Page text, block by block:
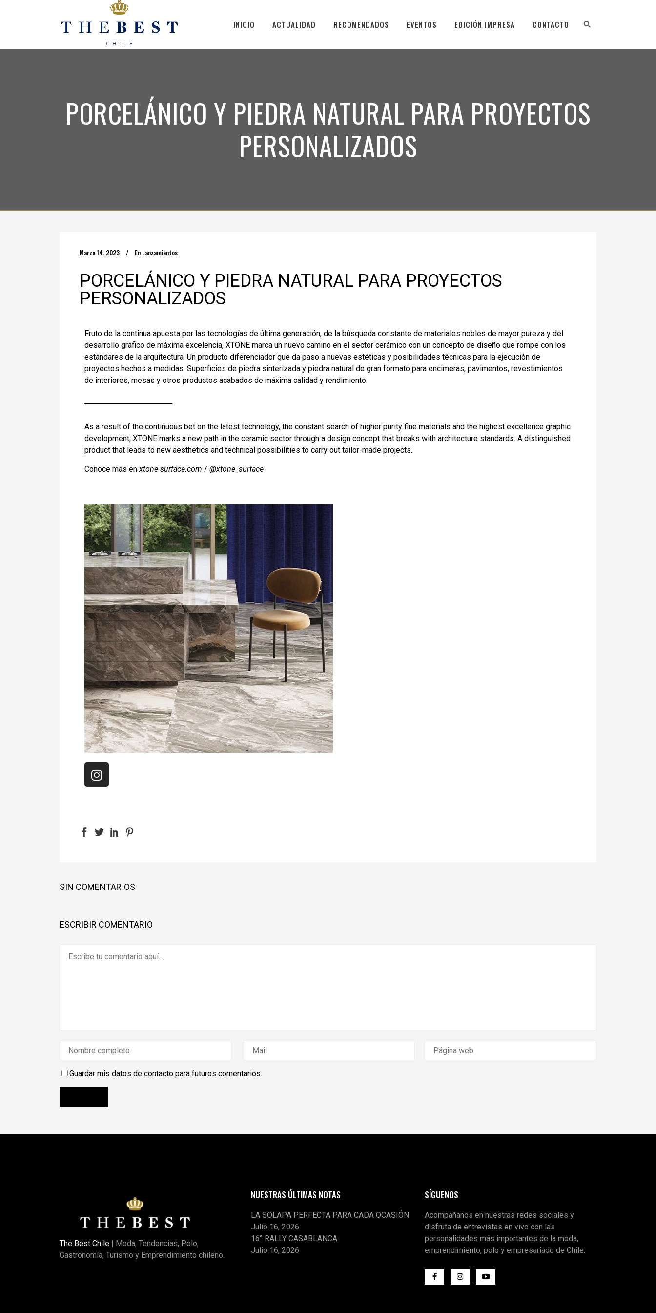
INICIO ACTUALIDAD RECOMENDADOS EVENTOS EDICIÓN IMPRESA CONTACTO
PORCELÁNICO Y PIEDRA NATURAL PARA PROYECTOS
PERSONALIZADOS
Marzo 14, 2023 En Lanzamientos
PORCELÁNICO Y PIEDRA NATURAL PARA PROYECTOS
PERSONALIZADOS
Fruto de la continua apuesta por las tecnologías de última generación, de la búsqueda constante de materiales nobles de mayor pureza y del
desarrollo gráfico de máxima excelencia, XTONE marca un nuevo camino en el sector cerámico con un concepto de diseño que rompe con los
estándares de la arquitectura. Un producto diferenciador que da paso a nuevas estéticas y posibilidades técnicas para la ejecución de
proyectos hechos a medidas. Superficies de piedra sinterizada y piedra natural de gran formato para encimeras, pavimentos, revestimientos
de interiores, mesas y otros productos acabados de máxima calidad y rendimiento.
As a result of the continuous bet on the latest technology, the constant search of higher purity fine materials and the highest excellence graphic
development, XTONE marks a new path in the ceramic sector through a design concept that breaks with architecture standards. A distinguished
product that leads to new aesthetics and technical possibilities to carry out tailor-made projects.
Conoce más enxtone-surface.com / @xtone_surface
SIN COMENTARIOS
ESCRIBIR COMENTARIO
Guardar mis datos de contacto para futuros comentarios.
The Best Chile | Moda, Tendencias, Polo,
Gastronomía, Turismo y Emprendimiento chileno.
NUESTRAS ÚLTIMAS NOTAS
LA SOLAPA PERFECTA PARA CADA OCASIÓN
Julio 16, 2026
16° RALLY CASABLANCA
Julio 16, 2026
SÍGUENOS
Acompañanos en nuestras redes sociales y
disfruta de entrevistas en vivo con las
personalidades más importantes de la moda,
emprendimiento, polo y empresariado de Chile.